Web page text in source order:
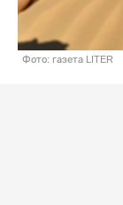
Фото: газета LITER